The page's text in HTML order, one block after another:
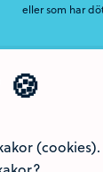
eller som har